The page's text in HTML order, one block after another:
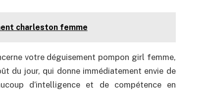
charleston femme
votre déguisement pompon girl femme,
du jour, qui donne immédiatement envie de
d’intelligence et de compétence en